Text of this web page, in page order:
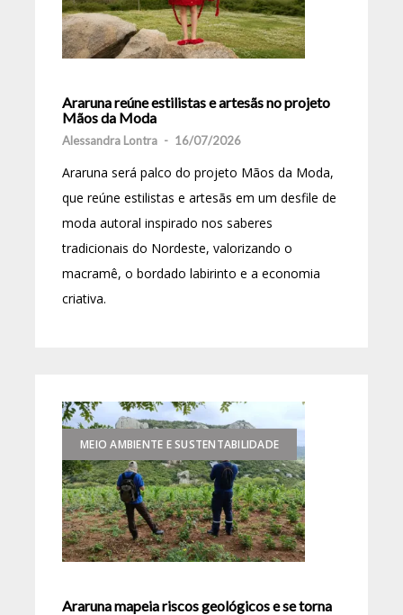
Araruna reúne estilistas e artesãs no projeto
Mãos da Moda
Alessandra Lontra - 16/07/2026
Araruna será palco do projeto Mãos da Moda,
que reúne estilistas e artesãs em um desfile de
moda autoral inspirado nos saberes
tradicionais do Nordeste, valorizando o
macramê, o bordado labirinto e a economia
criativa.
MEIO AMBIENTE E SUSTENTABILIDADE
Araruna mapeia riscos geológicos e se torna